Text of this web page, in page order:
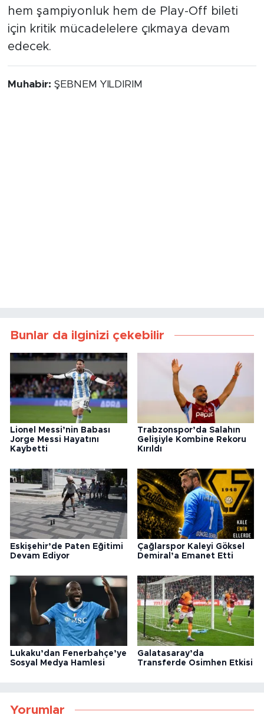
hem şampiyonluk hem de Play-Off bileti
için kritik mücadelelere çıkmaya devam
edecek.
Muhabir: ŞEBNEM YILDIRIM
Bunlar da ilginizi çekebilir
Lionel Messi’nin Babası
Jorge Messi Hayatını
Kaybetti
Trabzonspor’da Salahın
Gelişiyle Kombine Rekoru
Kırıldı
Eskişehir’de Paten Eğitimi
Devam Ediyor
Çağlarspor Kaleyi Göksel
Demiral’a Emanet Etti
Lukaku’dan Fenerbahçe’ye
Sosyal Medya Hamlesi
Galatasaray’da
Transferde Osimhen Etkisi
Yorumlar